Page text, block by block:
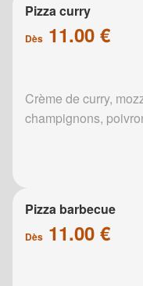
Pizza curry
Dès 11.00 €
Crème de curry,
champignons,
Pizza barbecue
Dès 11.00 €